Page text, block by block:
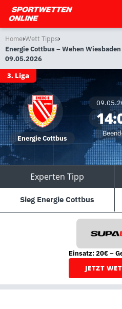
Home›Wett Tipps›
Energie Cottbus – Wehen
09.05.2026
3. Liga
Energie Cottbus
Experten Tipp
Sieg Energie Cottbus
Einsatz: 20€ –
JETZT